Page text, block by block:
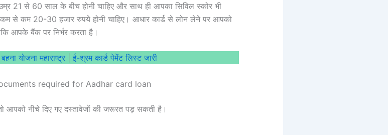
21 से 60 साल के बीच होनी चाहिए और साथ ही आपका सिविल स्कोर भी
से कम 20-30 हजार रुपये होनी चाहिए। आधार कार्ड से लोन लेने पर आपको
आपके बैंक पर निर्भर करता है।
योजना महाराष्ट्र| ई-श्रम कार्ड पेमेंट लिस्ट जारी
required for Aadhar card loan
आपको नीचे दिए गए दस्तावेजों की जरूरत पड़ सकती है।